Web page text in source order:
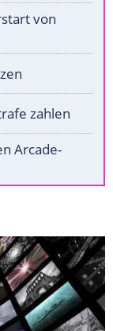
von
zahlen
Arcade-